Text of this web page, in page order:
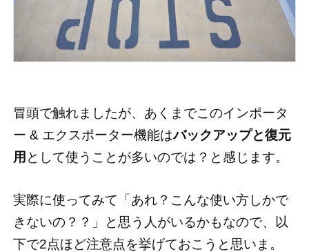
冒頭で触れましたが、あくまでこのインポータ
ー & エクスポーター機能はバックアップと復元
用 として使うことが多いのでは？と感じます。
実際に使ってみて「あれ？こんな使い方しかで
きないの？？」と思う人がいるかもなので、以
下で2点ほど注意点を挙げておこうと思いま。